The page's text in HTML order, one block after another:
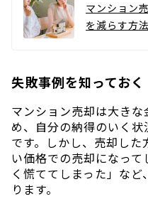
マンション
を減らす方
失敗事例を知っておく
マンション売却は大き
め、自分の納得のいく
です。しかし、売却し
い価格での売却になっ
く慌ててしまった」な
ります。